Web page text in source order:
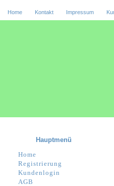
Home Kontakt Impressum
Hauptmenü
Home
Registrierung
Kundenlogin
AGB